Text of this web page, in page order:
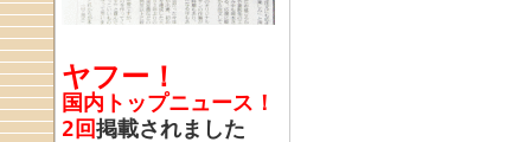
ヤフー！
国内トップニュース！
2回掲載されました